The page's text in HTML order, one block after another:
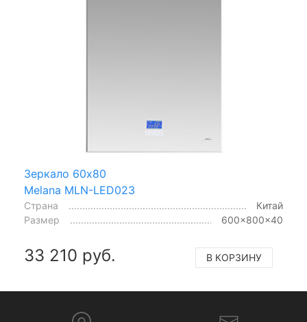
Зеркало 60x80
Melana MLN-LED023
Страна
Китай
Размер
600x800x40
33 210 руб. В КОРЗИНУ